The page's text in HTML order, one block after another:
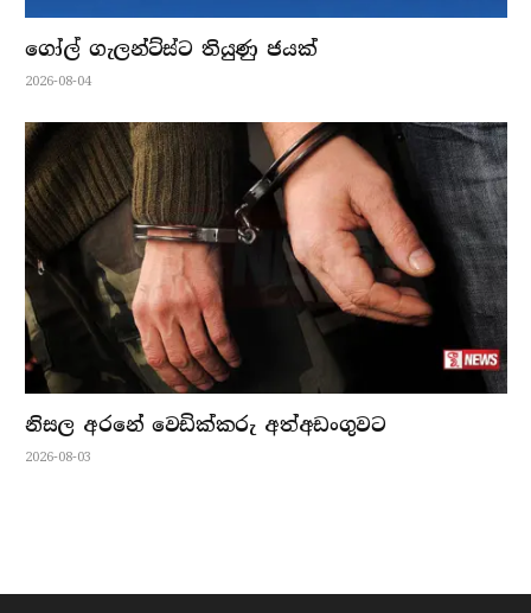
ගෝල් ගැලන්ට්ස්ට තියුණු ජයක්
2026-08-04
නිසල අරනේ වෙඩික්කරු අත්අඩංගුවට
2026-08-03